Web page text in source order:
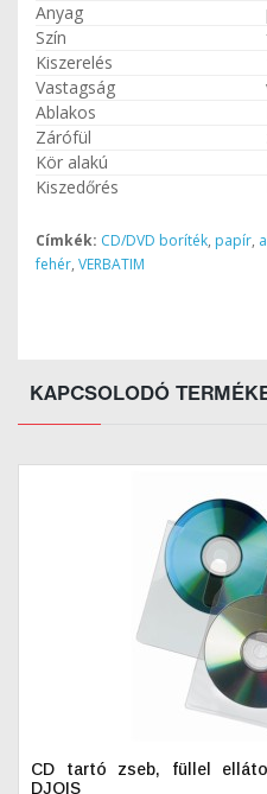
Anyag
Szín
Kiszerelés
Vastagság
Ablakos
Zárófül
Kör alakú
Kiszedőrés
Címkék: CD/DVD boríték, papír,
fehér, VERBATIM
KAPCSOLODÓ
CD tartó zseb, füllel
DJOIS